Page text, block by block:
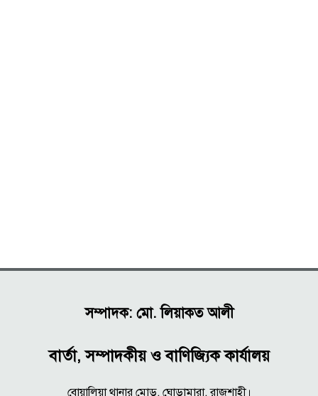
সম্পাদক: মো. লিয়াকত আলী
বার্তা, সম্পাদকীয় ও বাণিজ্যিক কার্যালয়
বোয়ালিয়া থানার মোড়, ঘোড়ামারা, রাজশাহী।